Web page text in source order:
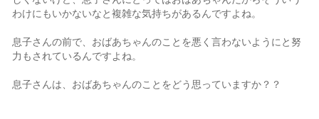
わけにもいかないなと複雑な気持ちがあるんですよね。
息子さんの前で、おばあちゃんのことを悪く言わないようにと努
力もされているんですよね。
息子さんは、おばあちゃんのことをどう思っていますか？？